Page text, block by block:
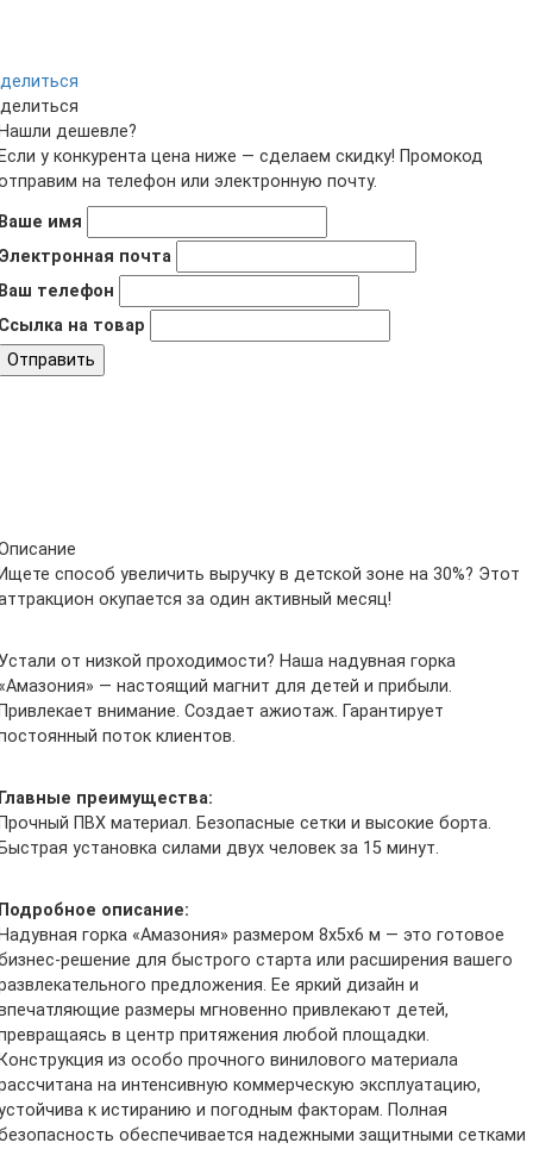
дешевле?
у конкурента цена ниже — сделаем скидку! Промокод
на телефон или электронную почту.
имя
почта
телефон
на товар
Отправить
способ увеличить выручку в детской зоне на 30%? Этот
окупается за один активный месяц!
от низкой проходимости? Наша надувная горка
— настоящий магнит для детей и прибыли.
внимание. Создает ажиотаж. Гарантирует
поток клиентов.
преимущества:
ПВХ материал. Безопасные сетки и высокие борта.
установка силами двух человек за 15 минут.
описание:
горка «Амазония» размером 8x5x6 м — это готовое
решение для быстрого старта или расширения вашего
предложения. Ее яркий дизайн и
размеры мгновенно привлекают детей,
в центр притяжения любой площадки.
из особо прочного винилового материала
на интенсивную коммерческую эксплуатацию,
к истиранию и погодным факторам. Полная
обеспечивается надежными защитными сетками